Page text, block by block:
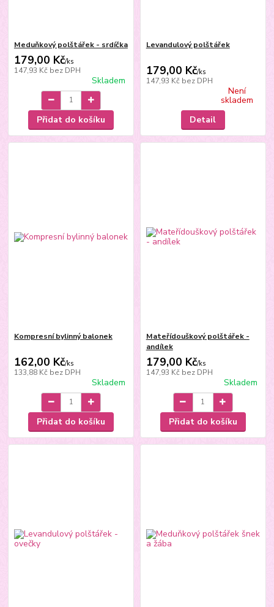
Meduňkový polštářek - srdíčka
179,00 Kč/ks
147,93 Kč bez DPH
Skladem
Přidat do košíku
Levandulový polštářek
179,00 Kč/ks
147,93 Kč bez DPH
Není
skladem
Detail
Kompresní bylinný balonek
162,00 Kč/ks
133,88 Kč bez DPH
Skladem
Přidat do košíku
Mateřídouškový polštářek -
andílek
179,00 Kč/ks
147,93 Kč bez DPH
Skladem
Přidat do košíku